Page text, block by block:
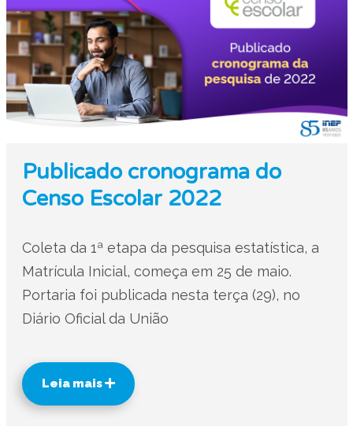
Publicado cronograma do
Censo Escolar 2022
Coleta da 1ª etapa da pesquisa estatística, a
Matrícula Inicial, começa em 25 de maio.
Portaria foi publicada nesta terça (29), no
Diário Oficial da União
Leia mais